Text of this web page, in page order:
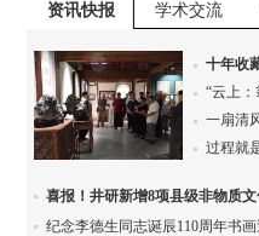
资讯快报 学术交流
十年收
“云上：
一扇清
过程就
喜报！井研新增8项县级非物质
纪念李德生同志诞辰110周年书